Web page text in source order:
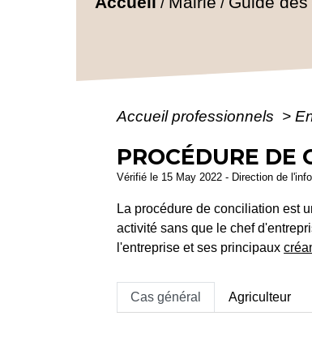
Accueil professionnels >
PROCÉDURE DE
Vérifié le 15 May 2022 - Direction de
La procédure de conciliation est
activité sans que le chef
l'entreprise et ses principaux
Cas général Agriculteur